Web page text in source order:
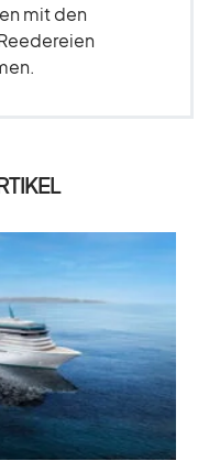
mit den